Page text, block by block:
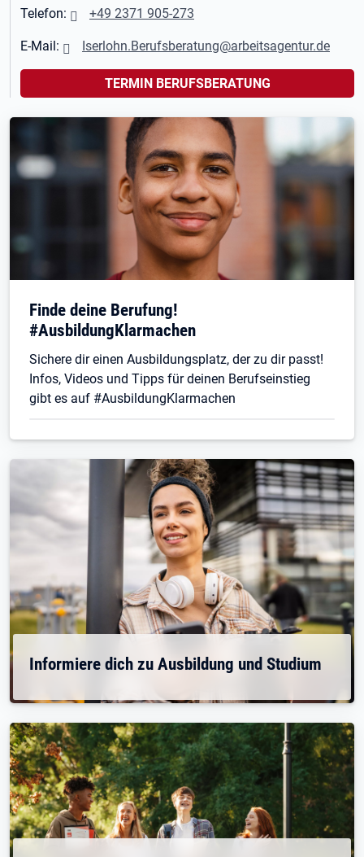
Telefon: +49 2371 905-273
E-Mail: Iserlohn.Berufsberatung@arbeitsagentur.de
TERMIN BERUFSBERATUNG
Finde deine Berufung!
#AusbildungKlarmachen
Sichere dir einen Ausbildungsplatz, der zu dir passt!
Infos, Videos und Tipps für deinen Berufseinstieg
gibt es auf #AusbildungKlarmachen
Informiere dich zu Ausbildung und Studium